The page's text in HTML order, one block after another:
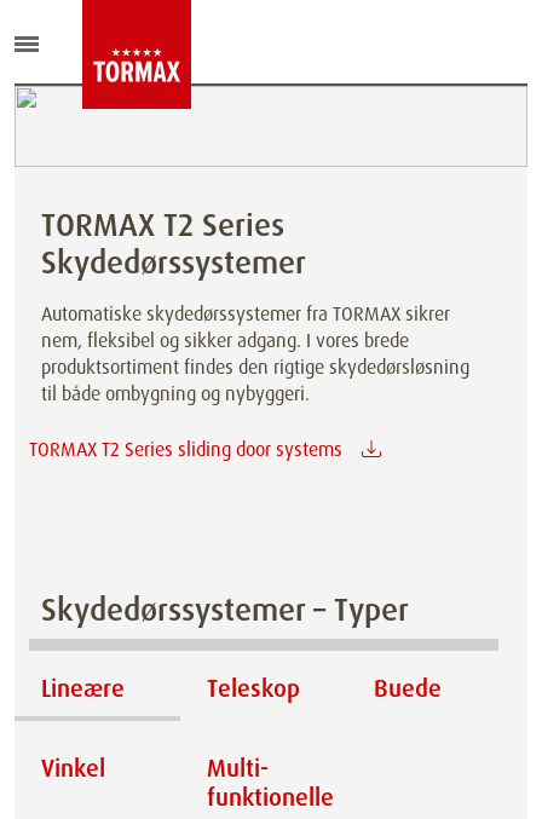
TORMAX T2 Series
Skydedørssystemer
Automatiske skydedørssystemer fra TORMAX sikrer
nem, fleksibel og sikker adgang. I vores brede
produktsortiment findes den rigtige skydedørsløsning
til både ombygning og nybyggeri.
TORMAX T2 Series sliding door systems
Skydedørssystemer – Typer
Lineære Teleskop Buede
Vinkel
Multi­
funktionelle